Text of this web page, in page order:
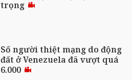
trọng
Số người thiệt mạng do động
đất ở Venezuela đã vượt quá
6.000